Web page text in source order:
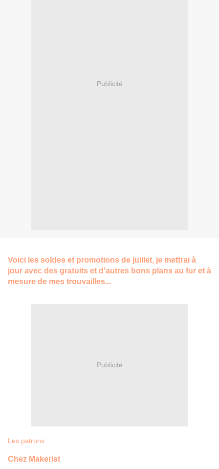
Publicité
Voici les soldes et promotions de juillet, je mettrai à
jour avec des gratuits et d'autres bons plans au fur et à
mesure de mes trouvailles...
Publicité
Les patrons
Chez Makerist